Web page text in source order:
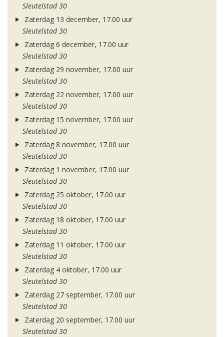
Sleutelstad 30
Zaterdag 13 december, 17.00 uur
Sleutelstad 30
Zaterdag 6 december, 17.00 uur
Sleutelstad 30
Zaterdag 29 november, 17.00 uur
Sleutelstad 30
Zaterdag 22 november, 17.00 uur
Sleutelstad 30
Zaterdag 15 november, 17.00 uur
Sleutelstad 30
Zaterdag 8 november, 17.00 uur
Sleutelstad 30
Zaterdag 1 november, 17.00 uur
Sleutelstad 30
Zaterdag 25 oktober, 17.00 uur
Sleutelstad 30
Zaterdag 18 oktober, 17.00 uur
Sleutelstad 30
Zaterdag 11 oktober, 17.00 uur
Sleutelstad 30
Zaterdag 4 oktober, 17.00 uur
Sleutelstad 30
Zaterdag 27 september, 17.00 uur
Sleutelstad 30
Zaterdag 20 september, 17.00 uur
Sleutelstad 30